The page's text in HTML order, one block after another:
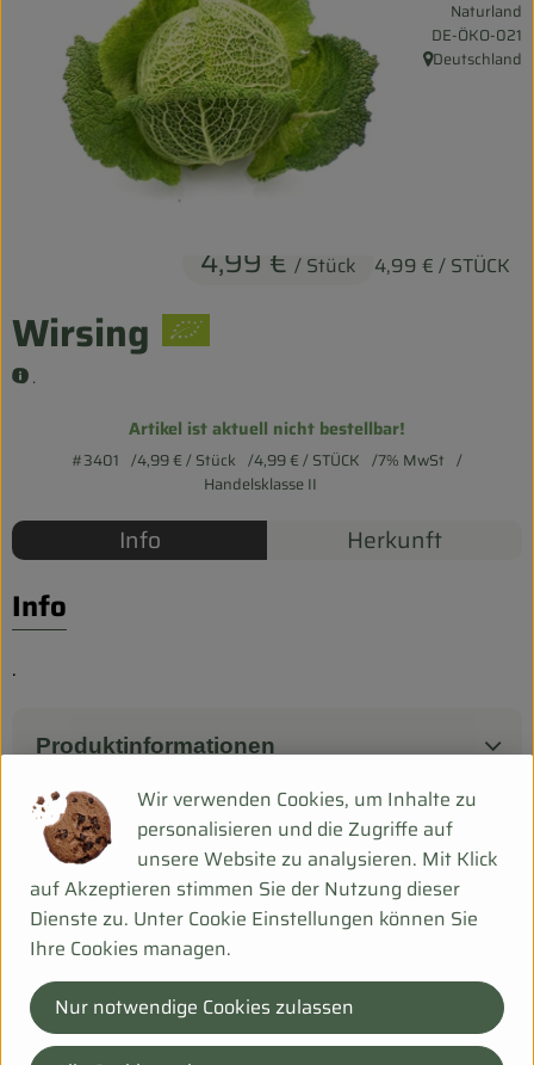
Entspannt durch die FERIEN
Obst & Gemüse
Kühltheke
Backwaren
Kosmetik
Biokorb so geht`s
Pferdepension & Reitbetrieb
Firmenkunden
Wirsing
.
4,99 € / Stück 4,99 € / STÜCK
Naturland
, Kontrollstelle:
DE-ÖKO-021
, Herkunft:
Deutschland
Artikel ist aktuell nicht bestellbar!
#3401 4,99 €/ Stück 4,99 €/ STÜCK
7% MwSt
Handelsklasse II
Info Herkunft
Info
.
Produktinformationen
Herkunft
Hersteller: 9TN
Deutschland
Bei Fragen helfen wir Dir gerne weiter!
Wir verwenden Cookies, um Inhalte zu
personalisieren und die Zugriffe auf
unsere Website zu analysieren. Mit Klick
auf Akzeptieren stimmen Sie der Nutzung dieser
Dienste zu. Unter Cookie Einstellungen können Sie
Ihre Cookies managen.
Nur notwendige Cookies zulassen